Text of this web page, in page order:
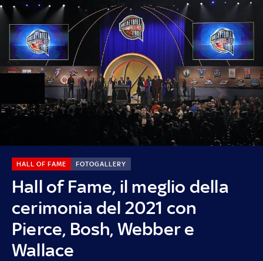
Hall of Fame, il meglio della
cerimonia del 2021 con
Pierce, Bosh, Webber e
Wallace
HALL OF FAME FOTOGALLERY